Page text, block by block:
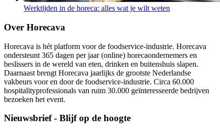
Werktijden in de horeca: alles wat je wilt weten
Over Horecava
Horecava is hét platform voor de foodservice-industrie. Horecava
ondersteunt 365 dagen per jaar (online) horecaondernemers en
beslissers in de wereld van eten, drinken en buitenshuis slapen.
Daarnaast brengt Horecava jaarlijks de grootste Nederlandse
vakbeurs voor en door de foodservice-industrie. Circa 60.000
hospitalityprofessionals van ruim 30.000 geïnteresseerde bedrijven
bezoeken het event.
Nieuwsbrief - Blijf op de hoogte